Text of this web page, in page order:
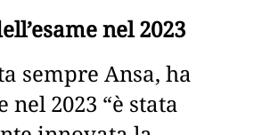
nel 2023
sempre Ansa, ha
2023 “è stata